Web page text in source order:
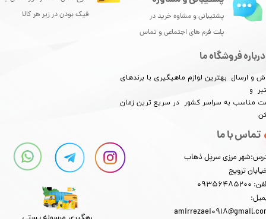
درباره فروشگاه ما
و ارسال بهترین لوازم ماهیگیری با برندهای
و
مناسب به سراسر کشور در سریع ترین زمان
تماس با ما
مرزی سرپل ذهاب
ترویج
پشتیبانی و مشاوه خرید در
پلت فرم های اجتماعی و تماس
فیک بودن در زیر هر کالا